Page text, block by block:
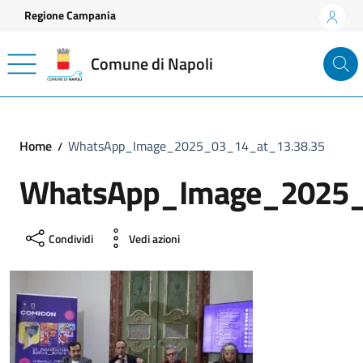
Vai ai contenuti
Vai al footer
Regione Campania
Comune di Napoli
Home WhatsApp_Image_2025_03_14_at_13.38.35
Condividi Vedi azioni